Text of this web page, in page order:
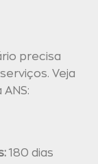
precisa
Veja
180 dias